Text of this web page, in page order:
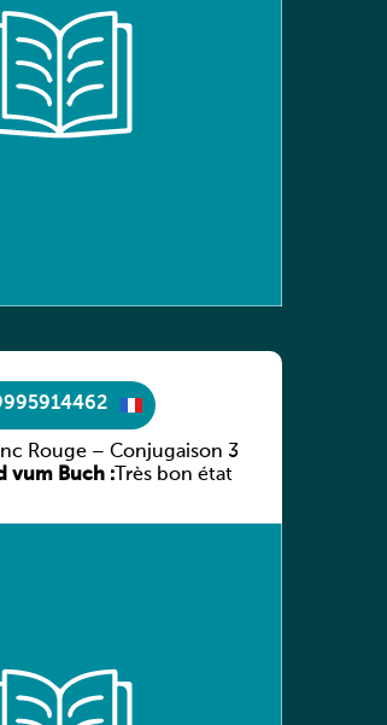
Rouge – Conjugaison 3
vum Buch :Très bon état